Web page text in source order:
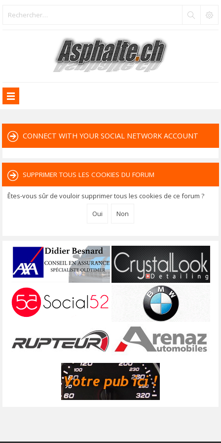
CONNECT WITH YOUR SOCIAL NETWORK ACCOUNT
SUPPRIMER TOUS LES COOKIES DU FORUM
Êtes-vous sûr de vouloir supprimer tous les cookies de ce forum ?